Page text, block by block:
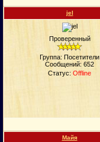
jel
Проверенный
Группа: Посетители
Сообщений: 652
Статус: Offline
Майя